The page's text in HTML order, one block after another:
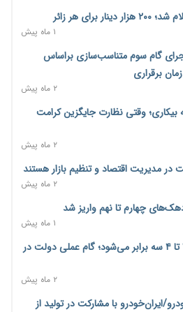
خلق نقدینگی؛ نقش جدید
۸۰ همت معوقات بازنشستگان؛ بانک رفاه وارد میدان
بازار خرید اعتباری؛ فین‌تک‌ها وارد میدان
برای دانشجویان تحصیلات تکمیلی
۱ ماه پیش
گام سوم متناسب‌سازی براساس
۲ ماه پیش
بیکاری؛ وقتی نظارت جایگزین کرامت
۲ ماه پیش
در مدیریت اقتصاد و تنظیم بازار هستند
۲ ماه پیش
۱ ماه پیش
یارانه خانواده‌های دهک ۱ تا ۴ سه برابر می‌شود؛ گام عملی دولت در
۲ ماه پیش
ایران‌خودرو با مشارکت در تولید از